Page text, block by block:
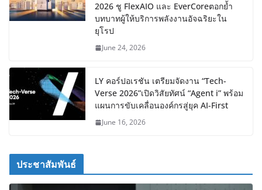
2026 ชู FlexAIO และ EverCoreตอกย้ำ
บทบาทผู้ให้บริการพลังงานอัจฉริยะใน
ยุโรป
June 24, 2026
LY คอร์ปอเรชัน เตรียมจัดงาน “Tech-
Verse 2026”เปิดวิสัยทัศน์ “Agent i” พร้อม
แผนการขับเคลื่อนองค์กรสู่ยุค AI-First
June 16, 2026
ประชาสัมพันธ์